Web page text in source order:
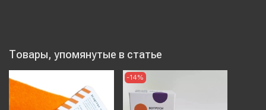
Товары, упомянутые в статье
-14%